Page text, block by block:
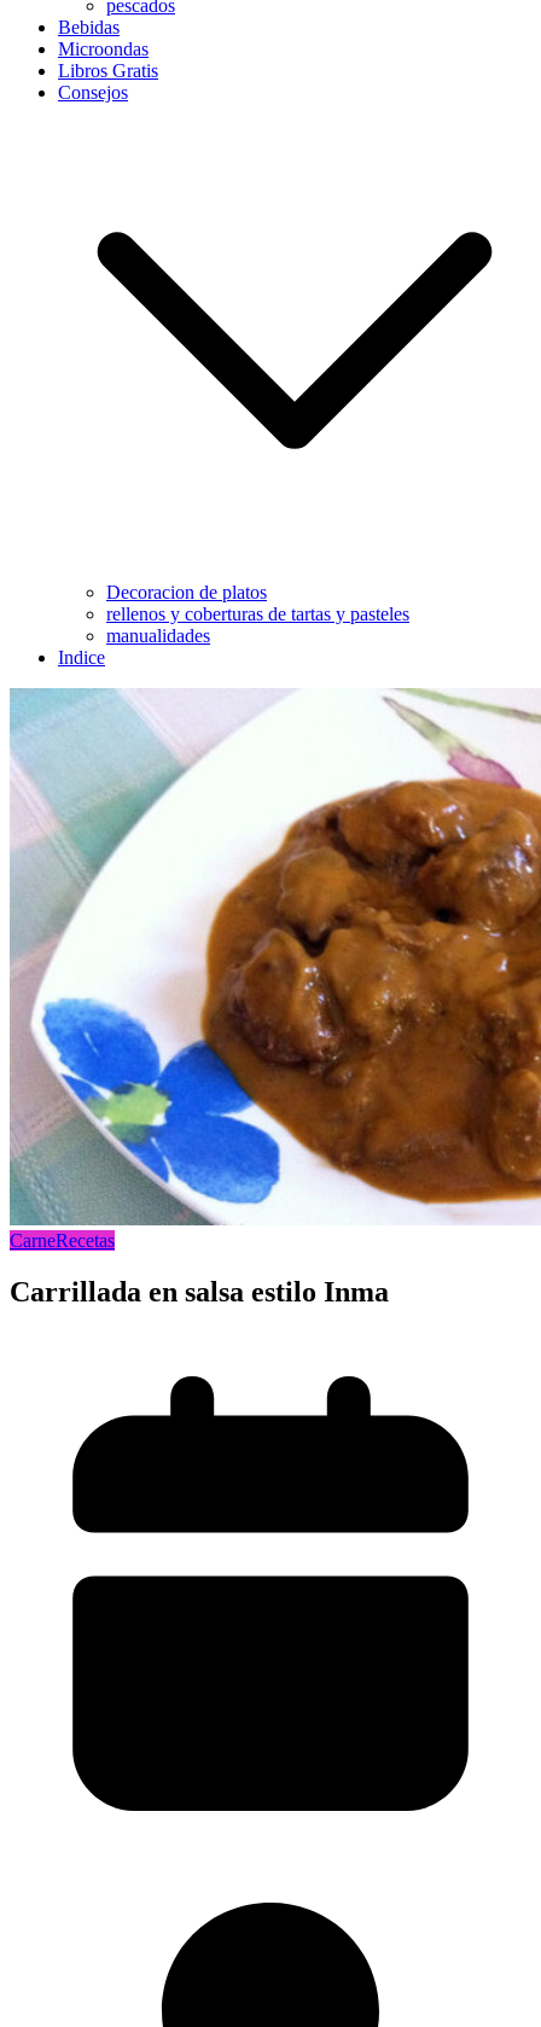
pescados
Bebidas
Microondas
Libros Gratis
Consejos
Decoracion de platos
rellenos y coberturas de tartas y pasteles
manualidades
Indice
CarneRecetas
Carrillada en salsa estilo Inma